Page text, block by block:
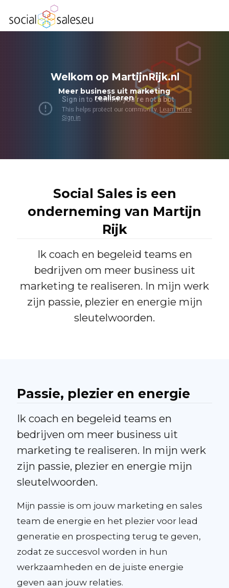
Welkom op MartijnRijk.nl
Meer business uit marketing
realiseren
Social Sales is een
onderneming van Martijn
Rijk
Ik coach en begeleid teams en
bedrijven om meer business uit
marketing te realiseren. In mijn werk
zijn passie, plezier en energie mijn
sleutelwoorden.
Passie, plezier en energie
Ik coach en begeleid teams en
bedrijven om meer business uit
marketing te realiseren. In mijn werk
zijn passie, plezier en energie mijn
sleutelwoorden.
Mijn passie is om jouw marketing en sales
team de energie en het plezier voor lead
generatie en prospecting terug te geven,
zodat ze succesvol worden in hun
werkzaamheden en de juiste energie
geven aan jouw relaties.